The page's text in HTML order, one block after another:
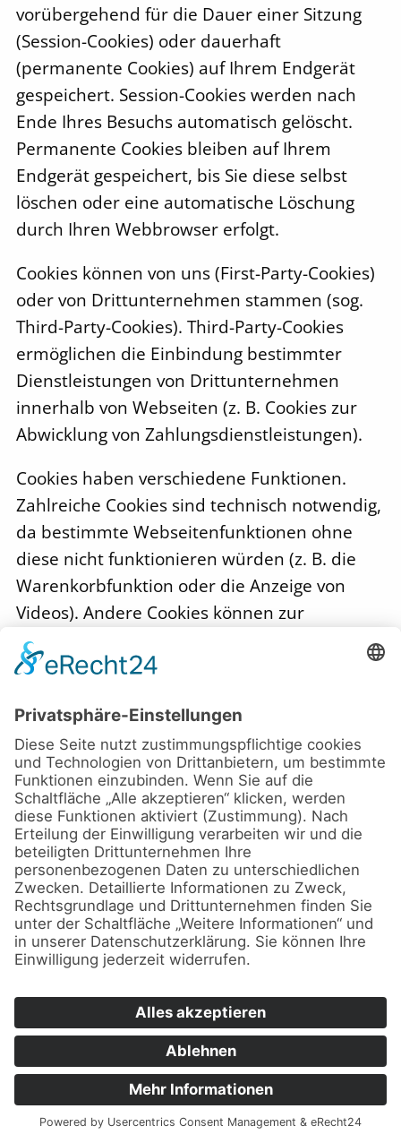
vorübergehend für die Dauer einer Sitzung
(Session-Cookies) oder dauerhaft
(permanente Cookies) auf Ihrem Endgerät
gespeichert. Session-Cookies werden nach
Ende Ihres Besuchs automatisch gelöscht.
Permanente Cookies bleiben auf Ihrem
Endgerät gespeichert, bis Sie diese selbst
löschen oder eine automatische Löschung
durch Ihren Webbrowser erfolgt.
Cookies können von uns (First-Party-Cookies)
oder von Drittunternehmen stammen (sog.
Third-Party-Cookies). Third-Party-Cookies
ermöglichen die Einbindung bestimmter
Dienstleistungen von Drittunternehmen
innerhalb von Webseiten (z. B. Cookies zur
Abwicklung von Zahlungsdienstleistungen).
Cookies haben verschiedene Funktionen.
Zahlreiche Cookies sind technisch notwendig,
da bestimmte Webseitenfunktionen ohne
diese nicht funktionieren würden (z. B. die
Warenkorbfunktion oder die Anzeige von
Videos). Andere Cookies können zur
Auswertung des Nutzerverhaltens oder zu
Werbezwecken verwendet werden.
Cookies, die zur Durchführung des
elektronischen Kommunikationsvorgangs, zur
Bereitstellung bestimmter, von Ihnen
erwünschter Funktionen (z. B. für die
Warenkorbfunktion) oder zur Optimierung
der Website (z. B. Cookies zur Messung des
Webpublikums) erforderlich sind
(notwendige Cookies), werden auf Grundlage
von Art. 6 Abs. 1 lit. f DSGVO gespeichert,
sofern keine andere Rechtsgrundlage
ein berechtigtes Interesse an der
Speicherung von notwendigen Cookies zur
technisch fehlerfreien und optimierten
Bereitstellung seiner Dienste. Sofern eine
Einwilligung zur Speicherung von Cookies und